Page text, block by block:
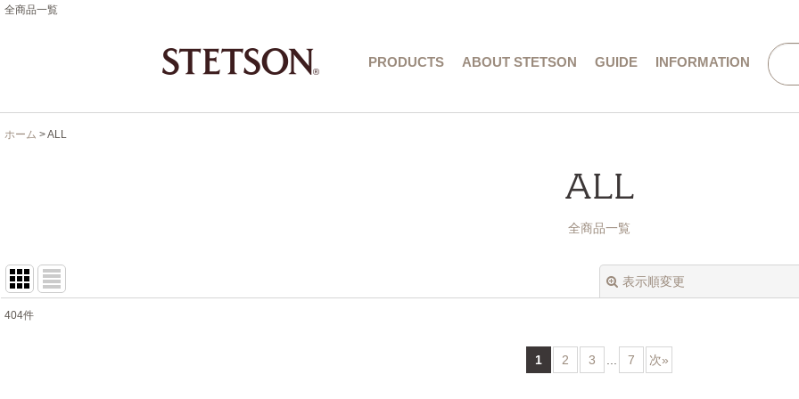
全商品一覧
PRODUCTS ABOUT STETSON GUIDE INFORMATION
ホーム >ALL
ALL
全商品一覧
表示順変更
404件
1 2 3 7 次»